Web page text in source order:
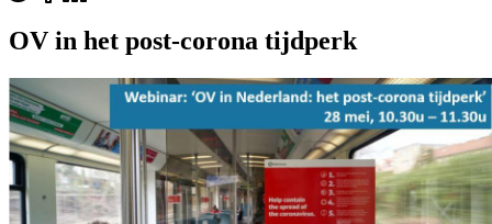
OV in het post-corona tijdperk